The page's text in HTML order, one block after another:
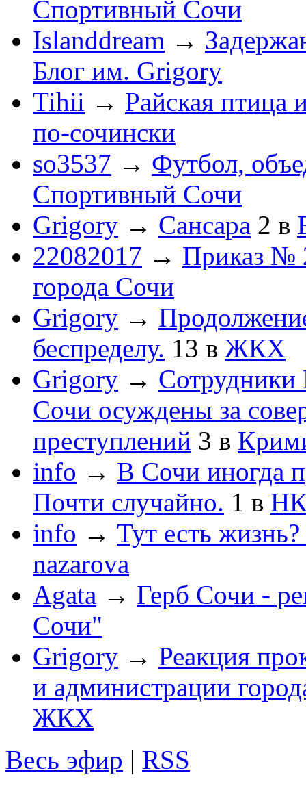
Спортивный Сочи
Islanddream →
Блог им. Grigory
Tihii → Райская птица
по-cочински
so3537 → Футбол,
Спортивный Сочи
Grigory → Сансара 2 в
22082017 → Приказ №
города Сочи
Grigory →
беспределу. 13 в ЖКХ
Grigory →
Сочи осуждены за
преступлений 3 в
info → В Сочи иногда
Почти случайно. 1 в
info → Тут есть
nazarova
Agata → Герб Сочи -
Сочи"
Grigory → Реакция
и администрации
ЖКХ
Весь эфир | RSS